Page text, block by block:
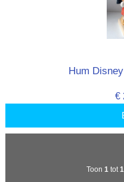
Hum
€
Toon 1 tot